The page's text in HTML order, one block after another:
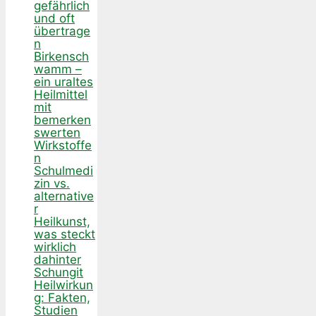
gefährlich
und oft
übertrage
n
Birkensch
wamm –
ein uraltes
Heilmittel
mit
bemerken
swerten
Wirkstoffe
n
Schulmedi
zin vs.
alternative
r
Heilkunst,
was steckt
wirklich
dahinter
Schungit
Heilwirkun
g: Fakten,
Studien